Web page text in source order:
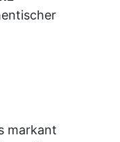
markant